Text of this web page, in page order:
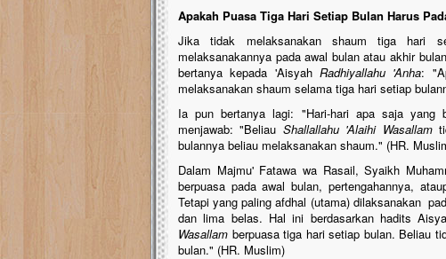
Apakah Puasa Tiga Hari Setiap Bulan Harus
Jika tidak melaksanakan shaum tiga hari
melaksanakannya pada awal bulan atau akhir
bertanya kepada 'Aisyah Radhiyallahu 'Anha:
melaksanakan shaum selama tiga hari setiap
Ia pun bertanya lagi: "Hari-hari apa saja yang
menjawab: "Beliau Shallallahu 'Alaihi Wasallam
bulannya beliau melaksanakan shaum." (HR.
Dalam Majmu' Fatawa wa Rasail, Syaikh
berpuasa pada awal bulan, pertengahannya,
Tetapi yang paling afdhal (utama) dilaksanakan
dan lima belas. Hal ini berdasarkan hadits
Wasallam berpuasa tiga hari setiap bulan. Beliau
bulan." (HR. Muslim)